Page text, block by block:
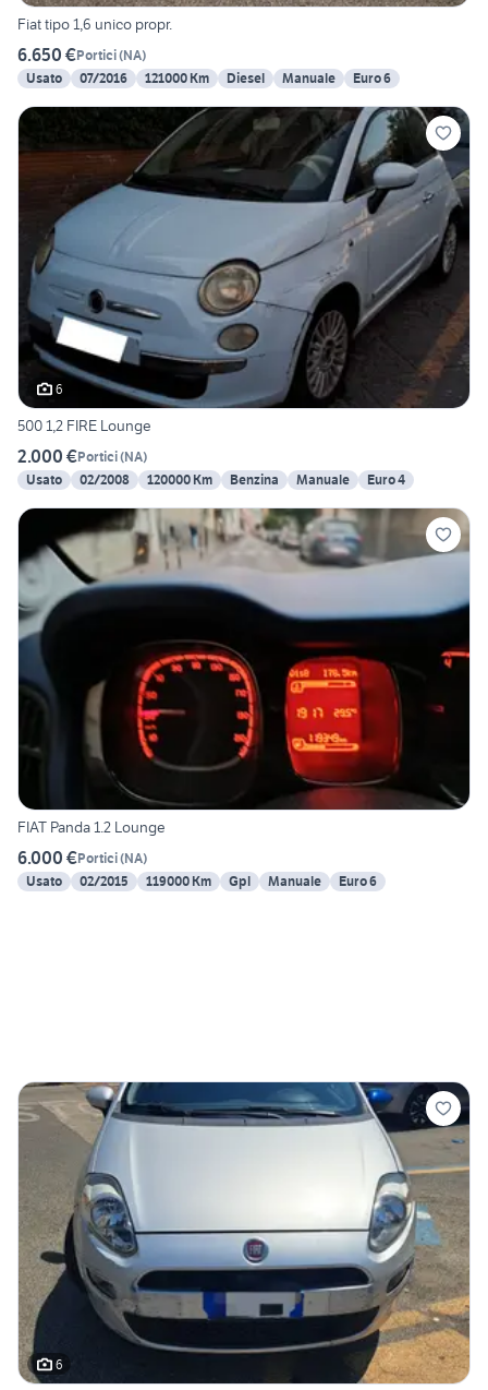
Fiat tipo 1,6 unico propr.
6.650 €Portici(NA)
Usato
07/2016 121000 Km Diesel Manuale Euro 6
6
500 1,2 FIRE Lounge
2.000 €Portici(NA)
Usato
02/2008 120000 Km Benzina Manuale Euro 4
FIAT Panda 1.2 Lounge
6.000 €Portici(NA)
Usato
02/2015 119000 Km Gpl Manuale Euro 6
6